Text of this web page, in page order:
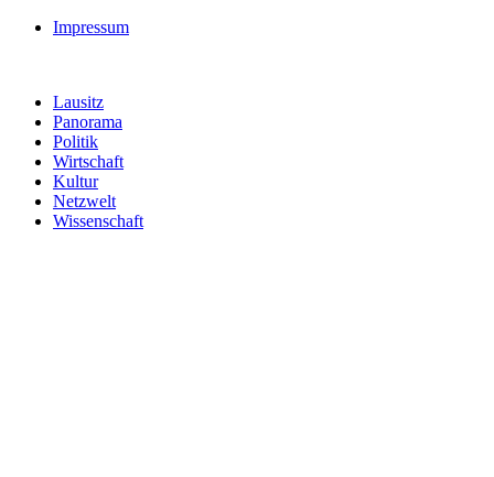
Impressum
Lausitz
Panorama
Politik
Wirtschaft
Kultur
Netzwelt
Wissenschaft